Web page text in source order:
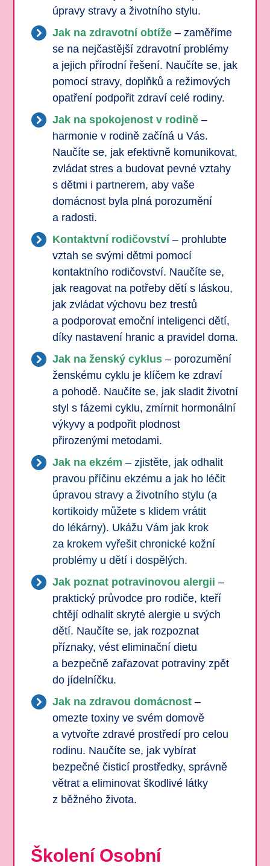
úpravy stravy a životního stylu.
Jak na zdravotní obtíže– zaměříme
se na nejčastější zdravotní problémy
a jejich přírodní řešení. Naučíte se, jak
pomocí stravy, doplňků a režimových
opatření podpořit zdraví celé rodiny.
Jak na spokojenost v rodině–
harmonie v rodině začíná u Vás.
Naučíte se, jak efektivně komunikovat,
zvládat stres a budovat pevné vztahy
s dětmi i partnerem, aby vaše
domácnost byla plná porozumění
a radosti.
Kontaktvní rodičovství – prohlubte
vztah se svými dětmi pomocí
kontaktního rodičovství. Naučíte se,
jak reagovat na potřeby dětí s láskou,
jak zvládat výchovu bez trestů
a podporovat emoční inteligenci dětí,
díky nastavení hranic a pravidel doma.
Jak na ženský cyklus– porozumění
ženskému cyklu je klíčem ke zdraví
a pohodě. Naučíte se, jak sladit životní
styl s fázemi cyklu, zmírnit hormonální
výkyvy a podpořit plodnost
přirozenými metodami.
Jak na ekzém– zjistěte, jak odhalit
pravou příčinu ekzému a jak ho léčit
úpravou stravy a životního stylu (a
kortikoidy můžete s klidem vrátit
do lékárny). Ukážu Vám jak krok
za krokem vyřešit chronické kožní
problémy u dětí i dospělých.
Jak poznat potravinovou alergii –
praktický průvodce pro rodiče, kteří
chtějí odhalit skryté alergie u svých
dětí. Naučíte se, jak rozpoznat
příznaky, vést eliminační dietu
a bezpečně zařazovat potraviny zpět
do jídelníčku.
Jak na zdravou domácnost –
omezte toxiny ve svém domově
a vytvořte zdravé prostředí pro celou
rodinu. Naučíte se, jak vybírat
bezpečné čisticí prostředky, správně
větrat a eliminovat škodlivé látky
z běžného života.
Školení Osobní